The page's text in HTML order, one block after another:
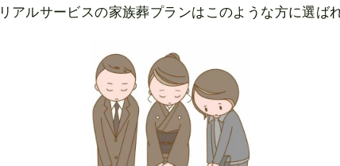
アルサービスの家族葬プランは このような方に選ば